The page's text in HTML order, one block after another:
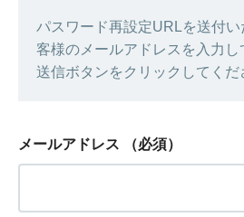
パスワード再設定URLを送付
客様のメールアドレスを入力し
送信ボタンをクリックしてくだ
メールアドレス （必須）